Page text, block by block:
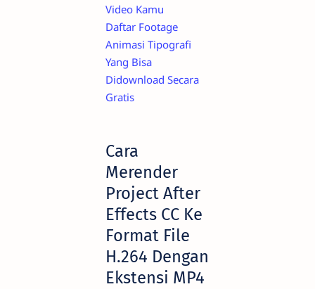
Video Kamu
Daftar Footage
Animasi Tipografi
Yang Bisa
Didownload Secara
Gratis
Cara
Merender
Project After
Effects CC Ke
Format File
H.264 Dengan
Ekstensi MP4